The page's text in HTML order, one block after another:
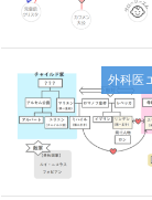
外科医